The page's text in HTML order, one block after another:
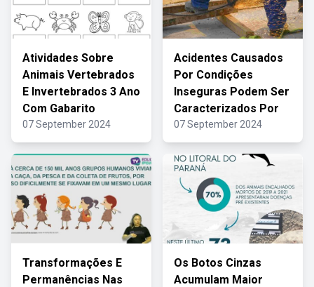
Atividades Sobre
Animais Vertebrados
E Invertebrados 3 Ano
Com Gabarito
07 September 2024
Acidentes Causados
Por Condições
Inseguras Podem Ser
Caracterizados Por
07 September 2024
Transformações E
Permanências Nas
Os Botos Cinzas
Acumulam Maior